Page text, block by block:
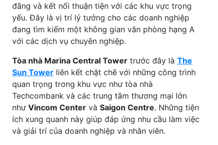
đãng và kết nối thuận tiện với các khu vực trọng
yếu. Đây là vị trí lý tưởng cho các doanh nghiệp
đang tìm kiếm một không gian văn phòng hạng A
với các dịch vụ chuyên nghiệp.
Tòa nhà Marina Central Tower trước đây là The
Sun Tower liên kết chặt chẽ với những công trình
quan trọng trong khu vực như tòa nhà
Techcombank và các trung tâm thương mại lớn
như Vincom Center và Saigon Centre. Những tiện
ích xung quanh này giúp đáp ứng nhu cầu làm việc
và giải trí của doanh nghiệp và nhân viên.